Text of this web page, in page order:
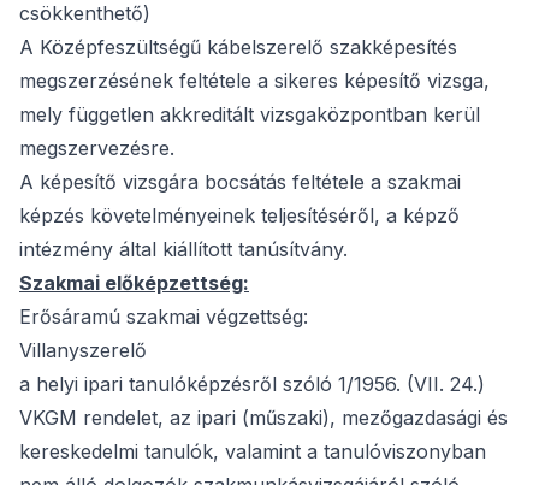
csökkenthető)
A Középfeszültségű kábelszerelő szakképesítés
megszerzésének feltétele a sikeres képesítő vizsga,
mely független akkreditált vizsgaközpontban kerül
megszervezésre.
A képesítő vizsgára bocsátás feltétele a szakmai
képzés követelményeinek teljesítéséről, a képző
intézmény által kiállított tanúsítvány.
Szakmai előképzettség:
Erősáramú szakmai végzettség:
Villanyszerelő
a helyi ipari tanulóképzésről szóló 1/1956. (VII. 24.)
VKGM rendelet, az ipari (műszaki), mezőgazdasági és
kereskedelmi tanulók, valamint a tanulóviszonyban